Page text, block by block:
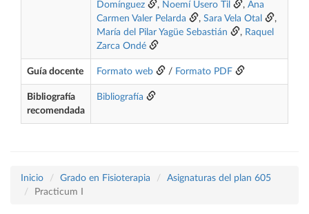
Domínguez
, Noemí Usero Til , Ana
Carmen Valer Pelarda
, Sara Vela Otal
,
María del Pilar Yagüe Sebastián
, Raquel
Zarca Ondé
Guía docente Formato web / Formato PDF
Bibliografía
recomendada
Bibliografía
Inicio Grado en Fisioterapia
Asignaturas del plan 605
Practicum I